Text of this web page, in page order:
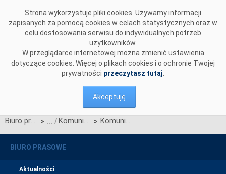
Strona wykorzystuje pliki cookies. Używamy informacji
zapisanych za pomocą cookies w celach statystycznych oraz w
celu dostosowania serwisu do indywidualnych potrzeb
użytkowników.
W przeglądarce internetowej można zmienić ustawienia
dotyczące cookies. Więcej o plikach cookies i o ochronie Twojej
prywatności przeczytasz tutaj
Akceptuję
Biuro prasowe > Komunikaty OSP > Komunikat dotyczący prawa do rekompensaty za redysponowanie nierynkowe instalacji wiatrowych w dniach 29 kwietnia oraz 3 maja 2026
BIURO PRASOWE
Aktualności